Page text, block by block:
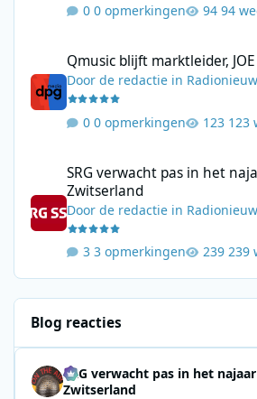
0 opmerkingen 94
Qmusic blijft marktleider,
Doorde redactie in
0 opmerkingen 123
SRG verwacht pas in het
Zwitserland
Doorde redactie in
3 opmerkingen 239
Blog reacties
SRG verwacht pas in het
Zwitserland